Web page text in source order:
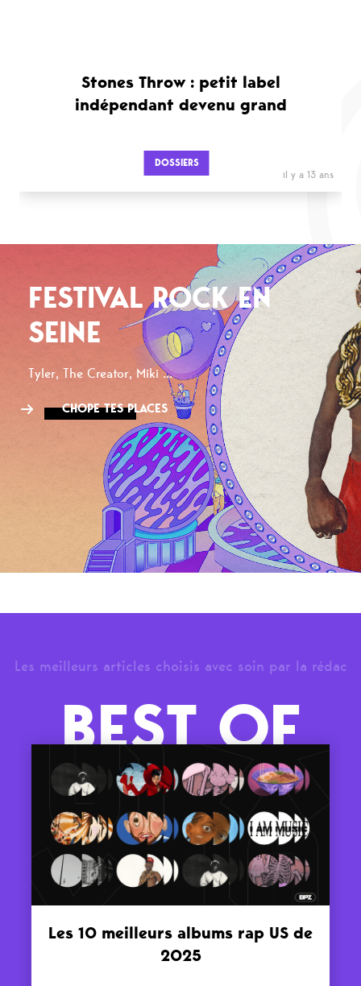
Stones Throw : petit label
indépendant devenu grand
DOSSIERS
il y a 13 ans
FESTIVAL ROCK EN
SEINE
Tyler, The Creator, Miki ...
CHOPE TES PLACES
Les meilleurs articles choisis avec soin par la rédac
BEST OF
Les 10 meilleurs albums rap US de
2025